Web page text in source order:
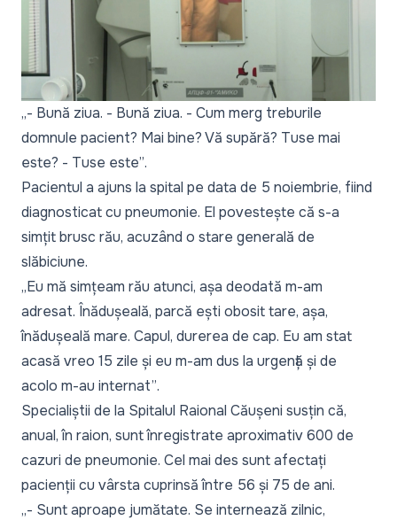
„- Bună ziua. - Bună ziua. - Cum merg treburile
domnule pacient? Mai bine? Vă supără? Tuse mai
este? - Tuse este”.
Pacientul a ajuns la spital pe data de 5 noiembrie, fiind
diagnosticat cu pneumonie. El povestește că s-a
simțit brusc rău, acuzând o stare generală de
slăbiciune.
„Eu mă simțeam rău atunci, așa deodată m-am
adresat. Înădușeală, parcă ești obosit tare, așa,
înădușeală mare. Capul, durerea de cap. Eu am stat
acasă vreo 15 zile și eu m-am dus la urgență și de
acolo m-au internat”.
Specialiștii de la Spitalul Raional Căușeni susțin că,
anual, în raion, sunt înregistrate aproximativ 600 de
cazuri de pneumonie. Cel mai des sunt afectați
pacienții cu vârsta cuprinsă între 56 și 75 de ani.
„- Sunt aproape jumătate. Se internează zilnic,